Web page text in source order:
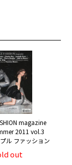
magazine
2011 vol.3
ル ファッション
out